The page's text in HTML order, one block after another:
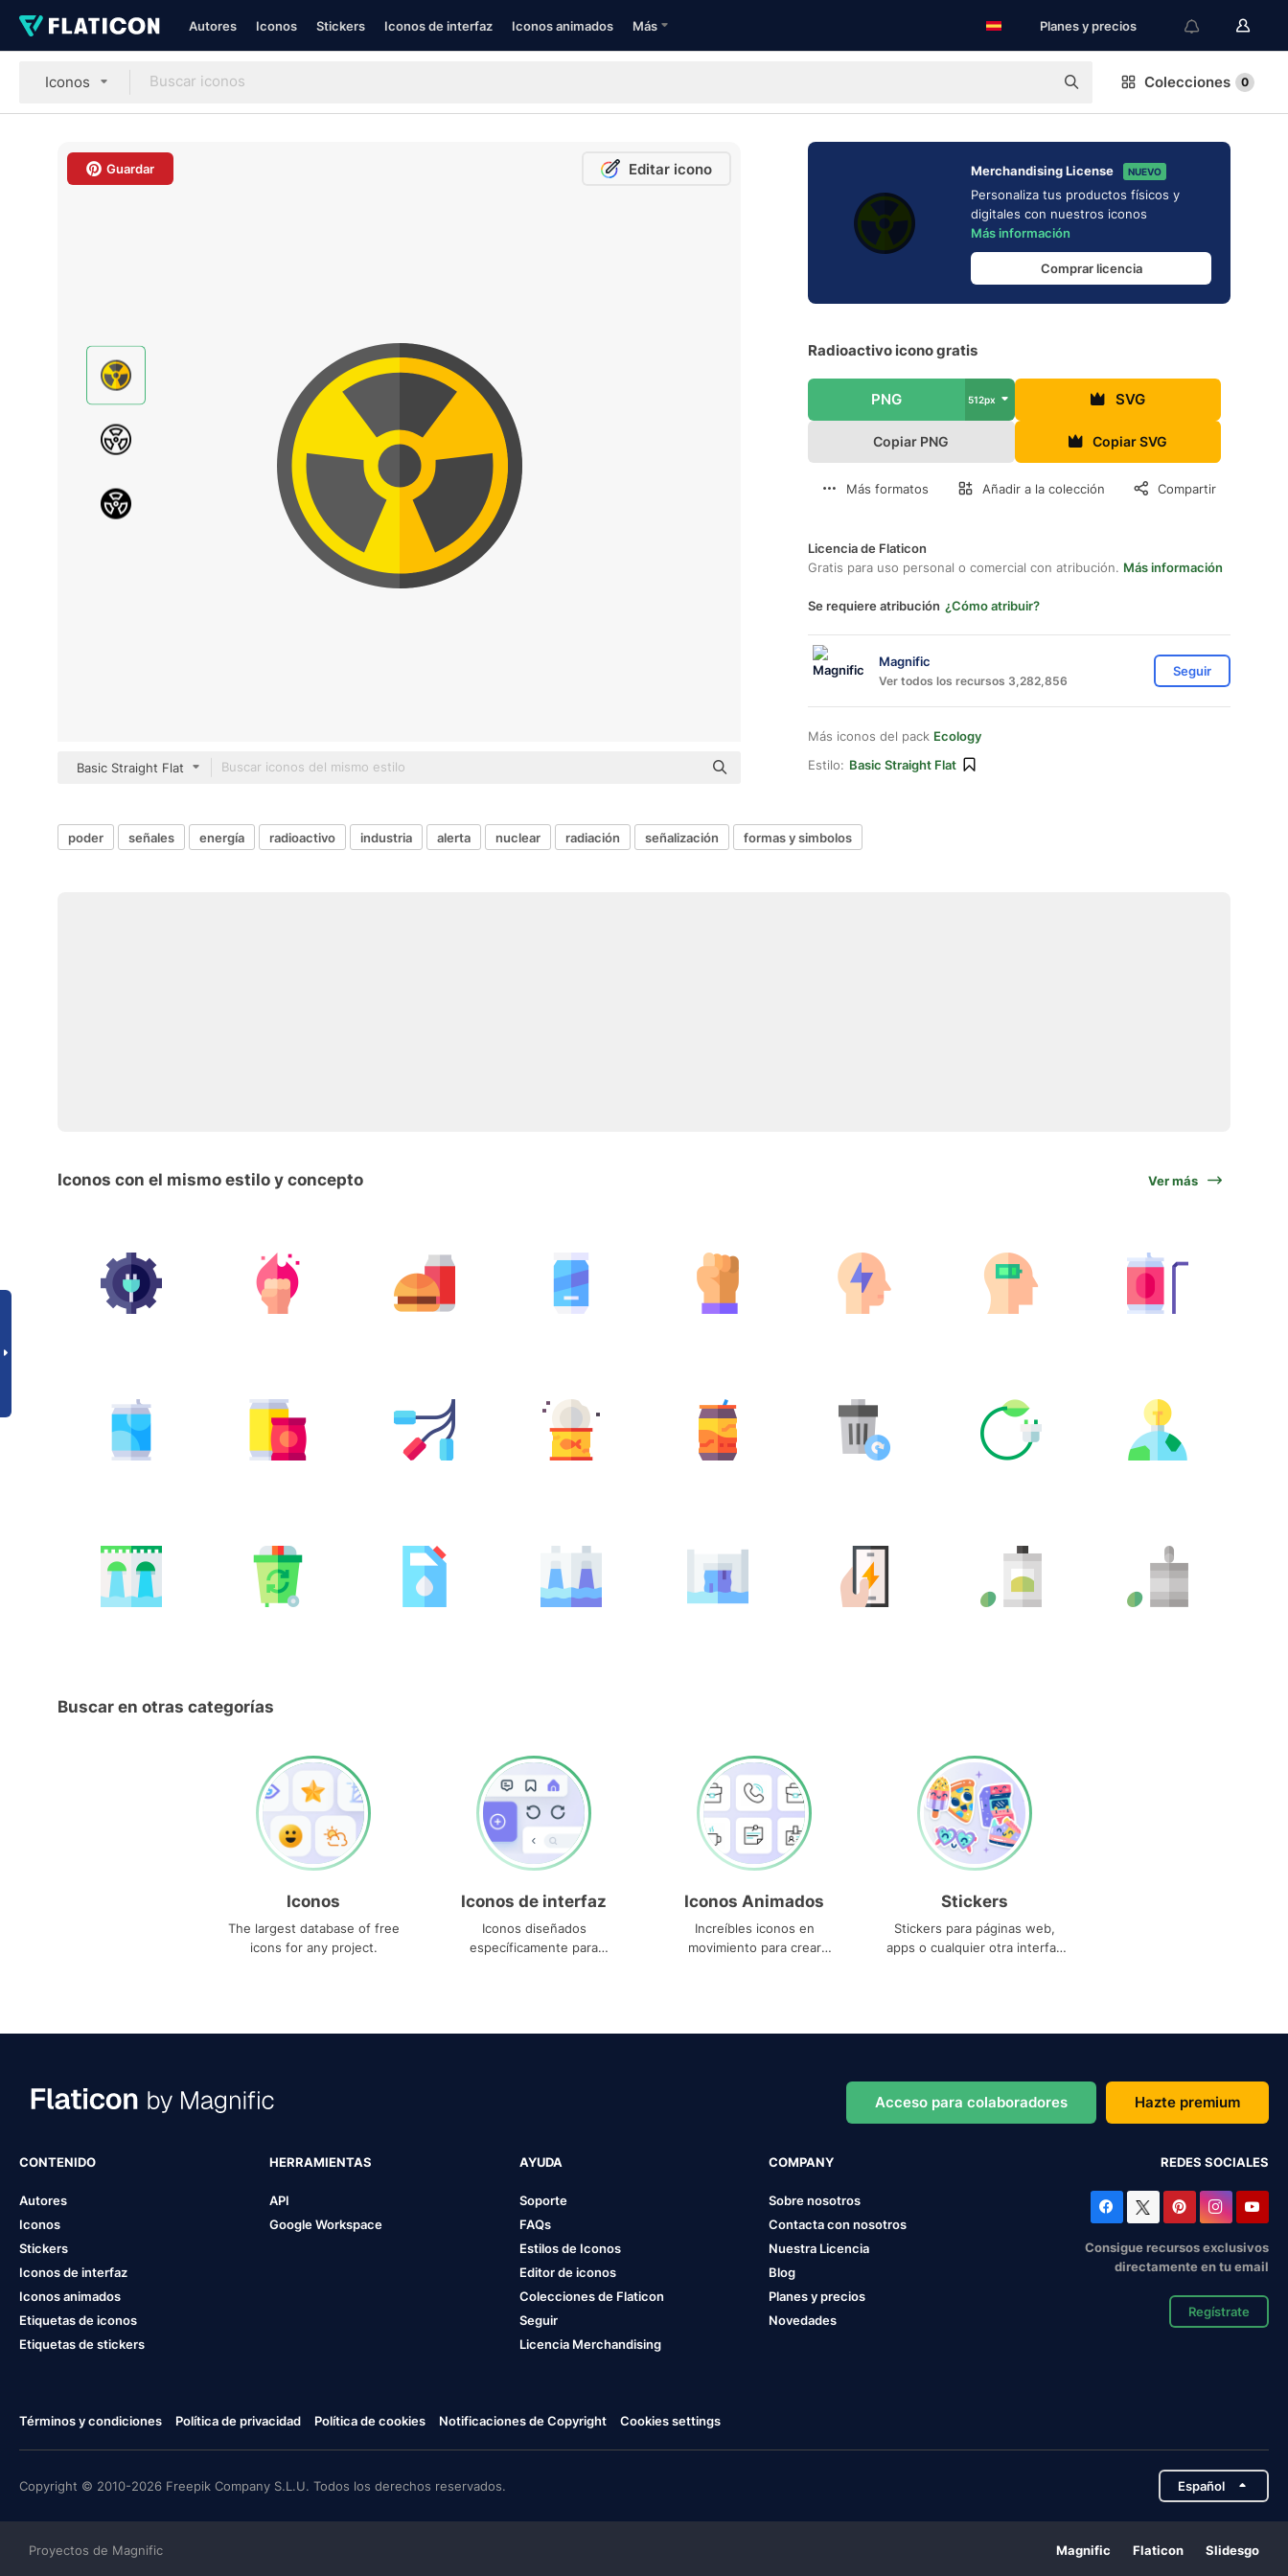
Autores Iconos Stickers Iconos de interfaz Iconos animados Más Planes y precios
Iconos Colecciones 0
Guardar Editar icono
Basic Straight Flat
Merchandising License NUEVO
Personaliza tus productos físicos y
digitales con nuestros iconos
Más información
Comprar licencia
Radioactivo icono gratis
PNG 512px SVG
Copiar PNG Copiar SVG
Más formatos Añadir a la colección Compartir
Licencia de Flaticon
Gratis para uso personal o comercial con atribución. Más información
Se requiere atribución ¿Cómo atribuir?
Magnific
Ver todos los recursos 3,282,856
Seguir
Más iconos del pack Ecology
Estilo: Basic Straight Flat
poder señales energía radioactivo industria alerta nuclear radiación señalización formas y simbolos
Iconos con el mismo estilo y concepto Ver más
Buscar en otras categorías
Iconos
The largest database of free
icons for any project.
Iconos de interfaz
Iconos diseñados
específicamente para
Iconos Animados
Increíbles iconos en
movimiento para crear
Stickers
Stickers para páginas web,
apps o cualquier otra interfaz
Acceso para colaboradores Hazte premium
CONTENIDO
Autores
Iconos
Stickers
Iconos de interfaz
Iconos animados
Etiquetas de iconos
Etiquetas de stickers
HERRAMIENTAS
API
Google Workspace
AYUDA
Soporte
FAQs
Estilos de Iconos
Editor de iconos
Colecciones de Flaticon
Seguir
Licencia Merchandising
COMPANY
Sobre nosotros
Contacta con nosotros
Nuestra Licencia
Blog
Planes y precios
Novedades
REDES SOCIALES
Consigue recursos exclusivos
directamente en tu email
Regístrate
Términos y condiciones Política de privacidad Política de cookies Notificaciones de Copyright Cookies settings
Copyright © 2010-2026 Freepik Company S.L.U. Todos los derechos reservados. Español
Proyectos de Magnific Magnific Flaticon Slidesgo